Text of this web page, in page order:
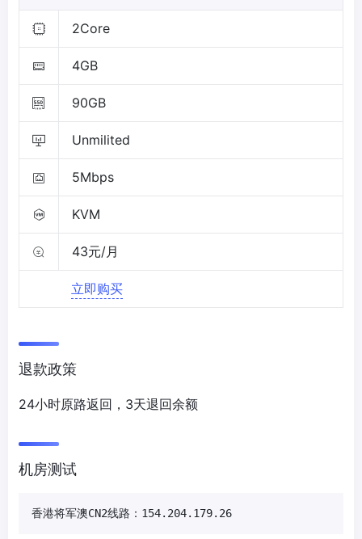
2Core
4GB
90GB
Unmilited
5Mbps
KVM
43元/月
立即购买
退款政策
24小时原路返回，3天退回余额
机房测试
香港将军澳CN2线路：154.204.179.26